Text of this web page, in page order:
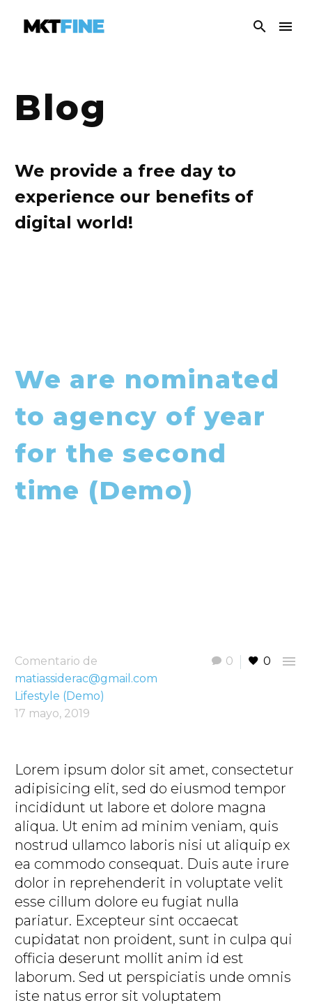
Blog
We provide a free day to
experience our benefits of
digital world!
We are nominated
to agency of year
for the second
time (Demo)
0 0 
Comentario de
matiassiderac@gmail.com
Lifestyle (Demo)
17 mayo, 2019
Lorem ipsum dolor sit amet, consectetur
adipisicing elit, sed do eiusmod tempor
incididunt ut labore et dolore magna
aliqua. Ut enim ad minim veniam, quis
nostrud ullamco laboris nisi ut aliquip ex
ea commodo consequat. Duis aute irure
dolor in reprehenderit in voluptate velit
esse cillum dolore eu fugiat nulla
pariatur. Excepteur sint occaecat
cupidatat non proident, sunt in culpa qui
officia deserunt mollit anim id est
laborum. Sed ut perspiciatis unde omnis
iste natus error sit voluptatem